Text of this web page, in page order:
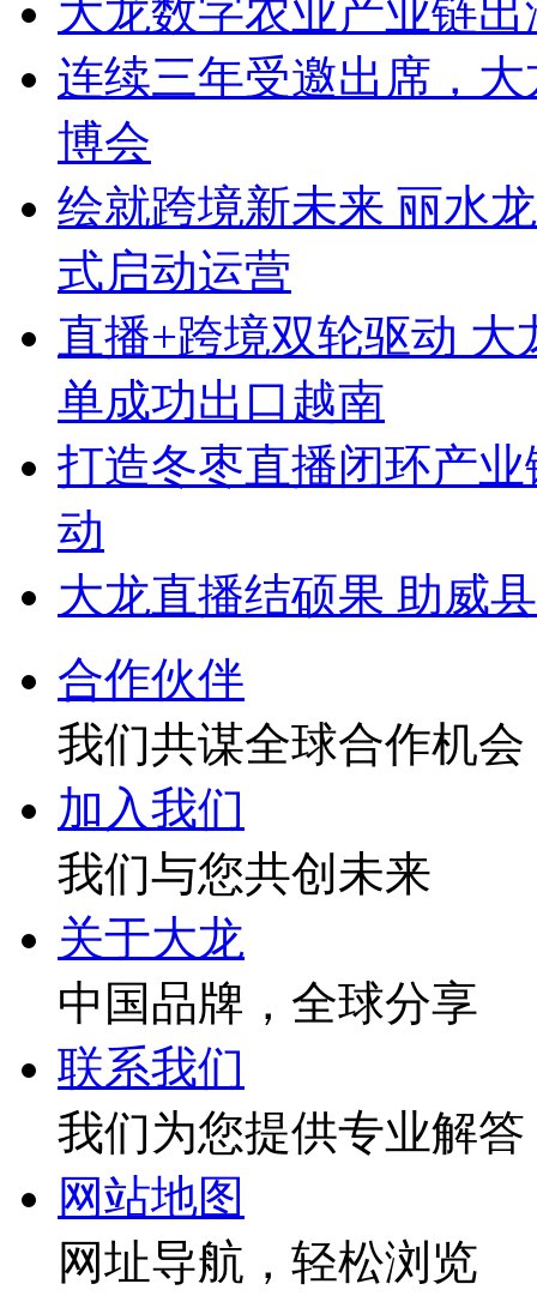
大龙数字农业产业链
连续三年受邀出席，
博会
绘就跨境新未来 丽水
式启动运营
直播+跨境双轮驱动
单成功出口越南
打造冬枣直播闭环产
动
大龙直播结硕果 助威
合作伙伴
我们共谋全球合作机会
加入我们
我们与您共创未来
关于大龙
中国品牌，全球分享
联系我们
我们为您提供专业解答
网站地图
网址导航，轻松浏览